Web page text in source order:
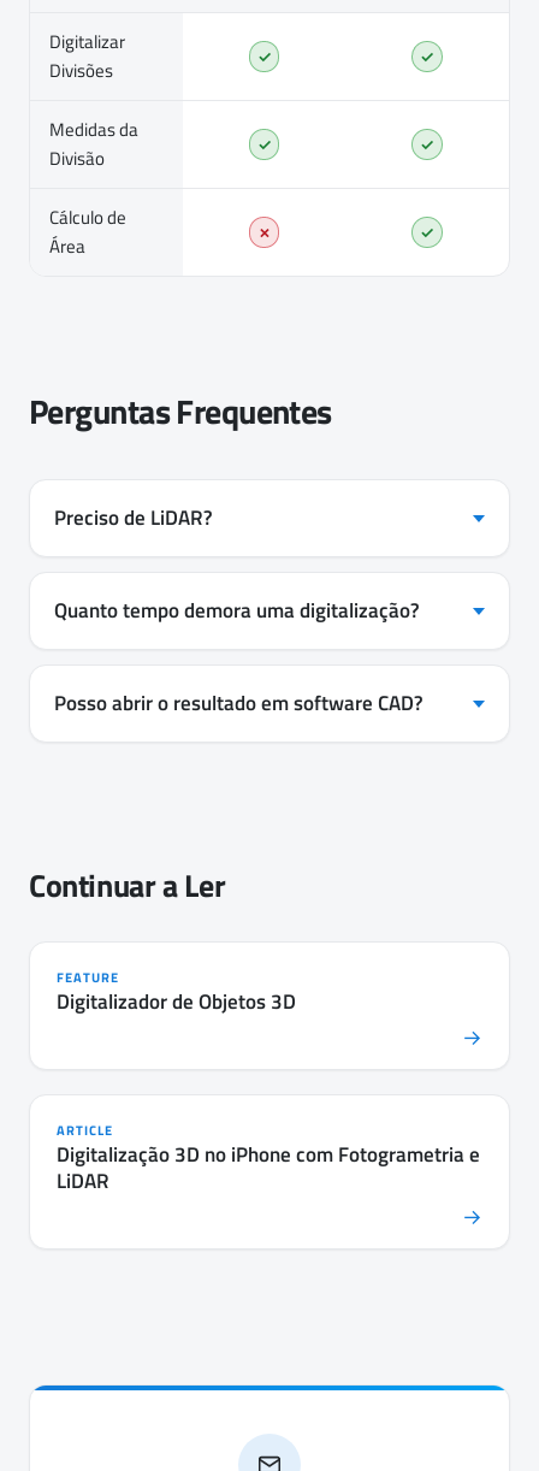
Digitalizar
Divisões
✓ ✓
Medidas da
Divisão
✓ ✓
Cálculo de
Área
✗ ✓
Perguntas Frequentes
Preciso de LiDAR?
Quanto tempo demora uma digitalização?
Posso abrir o resultado em software CAD?
Continuar a Ler
FEATURE
Digitalizador de Objetos 3D
→
ARTICLE
Digitalização 3D no iPhone com Fotogrametria e
LiDAR
→